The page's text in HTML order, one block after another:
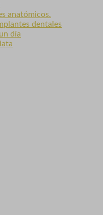
anatómicos.
dentales
día